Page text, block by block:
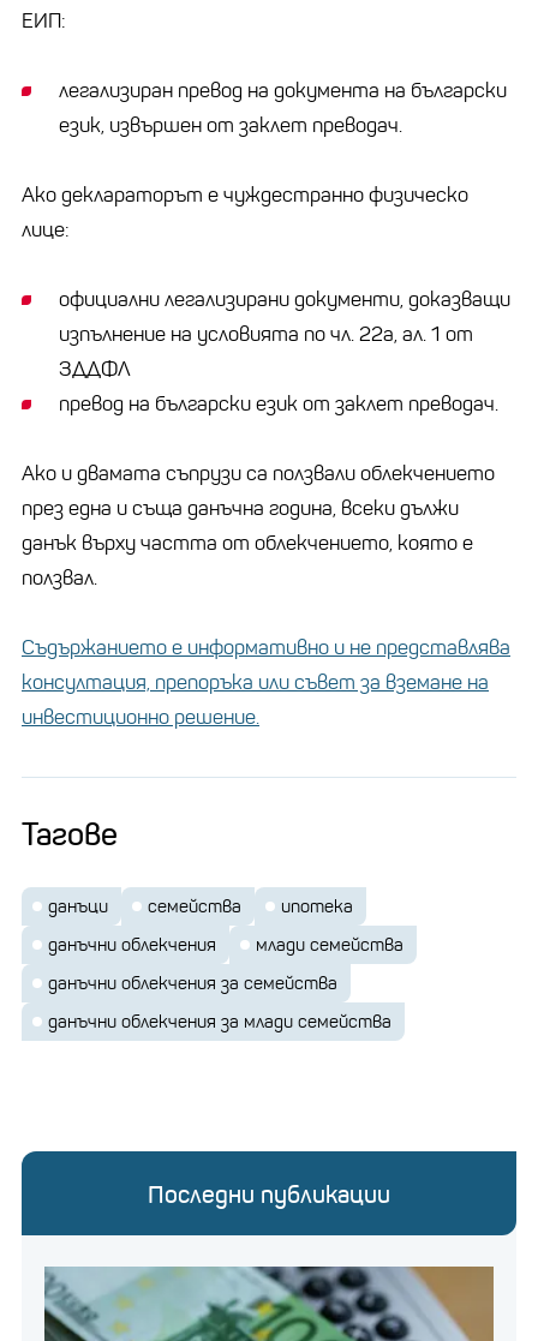
ЕИП:
легализиран превод на документа на български
език, извършен от заклет преводач.
Ако деклараторът е чуждестранно физическо
лице:
официални легализирани документи, доказващи
изпълнение на условията по чл. 22а, ал. 1 от
ЗДДФЛ
превод на български език от заклет преводач.
Ако и двамата съпрузи са ползвали облекчението
през една и съща данъчна година, всеки дължи
данък върху частта от облекчението, която е
ползвал.
Съдържанието е информативно и не представлява
консултация, препоръка или съвет за вземане на
инвестиционно решение.
Тагове
данъци семейства
ипотека
данъчни облекчения
млади семейства
данъчни облекчения за семейства
данъчни облекчения за млади семейства
Последни публикации